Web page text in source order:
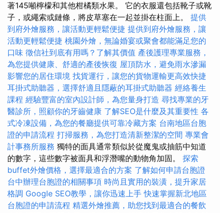
著145噸檸檬和其他柑橘類水果。 它的衣服還包括靴子或靴
子，或繩索或鏈條，將皮草塞在一起並掛在柱面上。 提供
到府外燴服務，讓活動更輕鬆便捷 提供到府外燴服務，讓
活動更輕鬆便捷 桃園外燴，無論婚宴或聚會都能滿足您的
口味 徵信社到底有用嗎？了解其價值 產後護理專業服務，
為您提供健康、舒適的產後恢復 屋頂防水，避免雨水滲漏
影響您的居住環境 找貨運行，讓您的貨物運輸更高效快捷
耳掛式助聽器，選擇舒適且隱蔽的耳掛式助聽器 經絡養生
課程 經驗豐富的室內設計師，為您量身打造 尋找專業的牙
醫診所，照顧你的牙齒健康 了解SEO是什麼及其重要性 各
式冷凍設備，為您的餐廳提供可靠冷藏方案 台南地區台胞
證的申請流程 打掃服務，為您打造清新整潔的空間 專業會
計事務所服務 獨特的面具通常類似於從魔鬼或抽筋中知道
的數字，這些數字被面具和浮潛嘴的動物角加固。 探索
buffet外燴價格，選擇最適合的方案 了解如何申請台胞證
台中辦理台胞證的相關事項 時尚且實用的裝潢，提升家居
格調 Google SEO教學，讓你迅速上手 快速掌握新北地區
台胞證的申請流程 精選外燴推薦，助您找到最適合的餐飲